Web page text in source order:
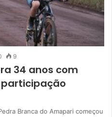
9
34 anos com
Branca do Amapari começou